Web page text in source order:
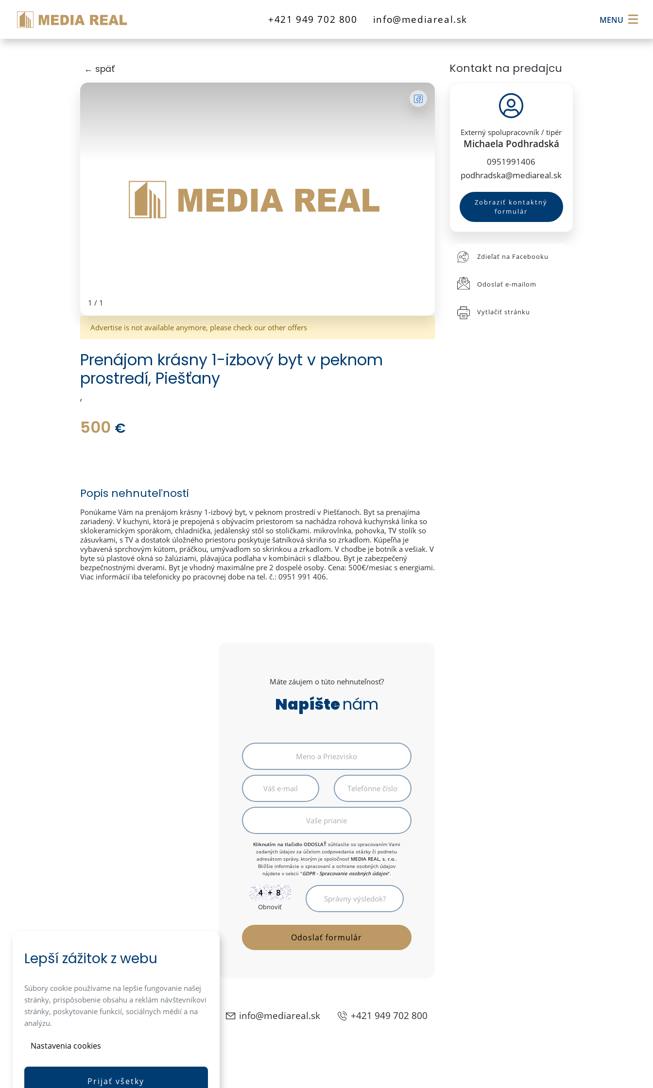
+421 949 702 800 info@mediareal.sk MENU ×
← späť
1 / 1
Advertise is not available anymore, please check our other offers
Prenájom krásny 1-izbový byt v peknom
prostredí, Piešťany
,
500 €
Popis nehnuteľnosti
Ponúkame Vám na prenájom krásny 1-izbový byt, v peknom prostredí v Piešťanoch. Byt sa prenajíma
zariadený. V kuchyni, ktorá je prepojená s obývacím priestorom sa nachádza rohová kuchynská linka so
sklokeramickým sporákom, chladnička, jedálenský stôl so stoličkami. mikrovlnka, pohovka, TV stolík so
zásuvkami, s TV a dostatok úložného priestoru poskytuje šatníková skriňa so zrkadlom. Kúpeľňa je
vybavená sprchovým kútom, práčkou, umývadlom so skrinkou a zrkadlom. V chodbe je botník a vešiak. V
byte sú plastové okná so žalúziami, plávajúca podlaha v kombinácii s dlažbou. Byt je zabezpečený
bezpečnostnými dverami. Byt je vhodný maximálne pre 2 dospelé osoby. Cena: 500€/mesiac s energiami.
Viac informácií iba telefonicky po pracovnej dobe na tel. č.: 0951 991 406.
Kontakt na predajcu
Externý spolupracovník / tipér
Michaela Podhradská
0951991406
podhradska@mediareal.sk
Zobraziť kontaktný
formulár
Zdieľať na Facebooku
Odoslať e-mailom
Vytlačiť stránku
Máte záujem o túto nehnuteľnosť?
Napíštenám
Kliknutím na tlačidlo ODOSLAŤsúhlasíte so spracovaním Vami
zadaných údajov za účelom zodpovedania otázky či podnetu
adresátom správy, ktorým je spoločnosť MEDIA REAL, s. r.o..
Bližšie informácie o spracovaní a ochrane osobných údajov
nájdete v sekcii "GDPR - Spracovanie osobných údajov".
Obnoviť
info@mediareal.sk +421 949 702 800
Lepší zážitok z webu
Súbory cookie používame na lepšie fungovanie našej
stránky, prispôsobenie obsahu a reklám návštevníkovi
stránky, poskytovanie funkcií, sociálnych médií a na
analýzu.
Nastavenia cookies
Prijať všetky